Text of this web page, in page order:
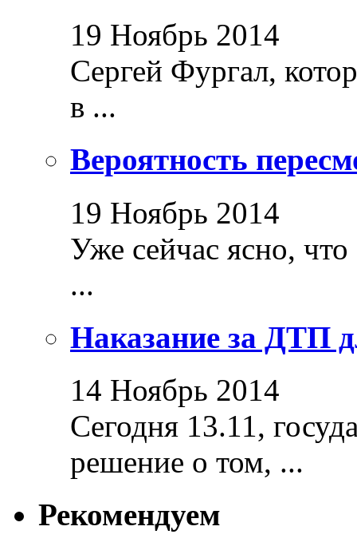
19 Ноябрь 2014
Сергей Фургал,
в ...
Вероятность
19 Ноябрь 2014
Уже сейчас ясно,
...
Наказание за ДТП
14 Ноябрь 2014
Сегодня 13.11,
решение о том, ...
Рекомендуем